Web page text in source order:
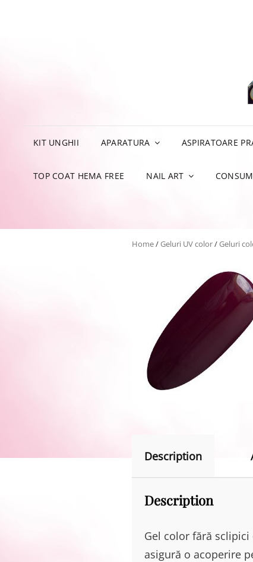
KIT UNGHII APARATURA ASPIRATOARE
TOP COAT HEMA FREE NAIL ART
Home/Geluri UV color/Geluri
Description
Description
Gel color fără
asigură o acoperire